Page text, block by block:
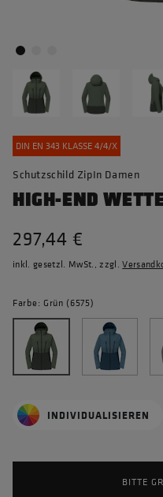
DIN EN 343 KLASSE 4/4/X
Schutzschild ZipIn Damen
HIGH-END
297,44 €
inkl. gesetzl. MwSt., zzgl.
Farbe: Grün (6575)
INDIVIDUALISIEREN
BITTE